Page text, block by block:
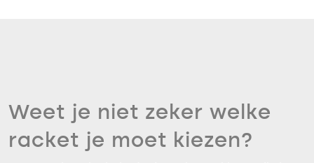
Weet je niet zeker welke
racket je moet kiezen?